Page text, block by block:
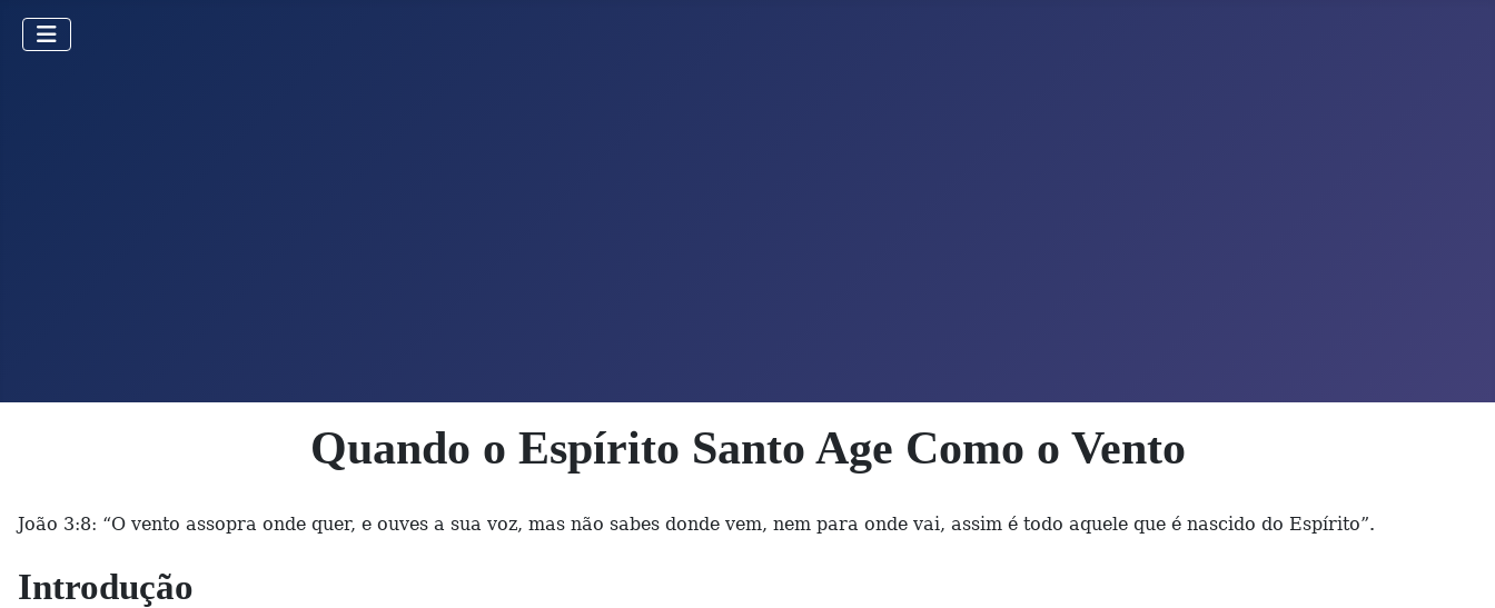
Quando o Espírito Santo Age Como o Vento
João 3:8: “O vento assopra onde quer, e ouves a sua voz, mas não sabes donde vem, nem para onde vai, assim é todo aquele que é nascido do Espírito”.
Introdução